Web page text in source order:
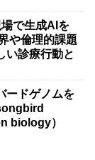
で生成AIを
や倫理的課題
い診療行動と
ードゲノムを
biology）